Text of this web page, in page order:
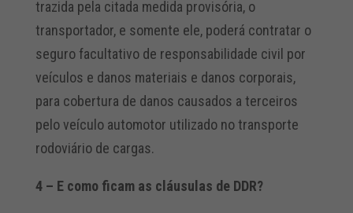
trazida pela citada medida provisória, o
transportador, e somente ele, poderá contratar o
seguro facultativo de responsabilidade civil por
veículos e danos materiais e danos corporais,
para cobertura de danos causados a terceiros
pelo veículo automotor utilizado no transporte
rodoviário de cargas.
4 – E como ficam as cláusulas de DDR?